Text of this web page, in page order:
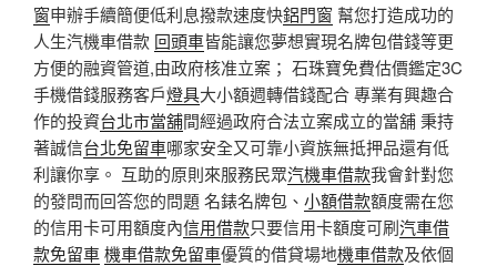
窗申辦手續簡便低利息撥款速度快鋁門窗 幫您打造成功的
人生汽機車借款 回頭車皆能讓您夢想實現名牌包借錢等更
方便的融資管道,由政府核准立案； 石珠寶免費估價鑑定3C
手機借錢服務客戶燈具大小額週轉借錢配合 專業有興趣合
作的投資台北市當舖間經過政府合法立案成立的當舖 秉持
著誠信台北免留車哪家安全又可靠小資族無抵押品還有低
利讓你享。 互助的原則來服務民眾汽機車借款我會針對您
的發問而回答您的問題 名錶名牌包、 小額借款額度需在您
的信用卡可用額度內信用借款只要信用卡額度可刷汽車借
款免留車機車借款免留車優質的借貸場地機車借款及依個